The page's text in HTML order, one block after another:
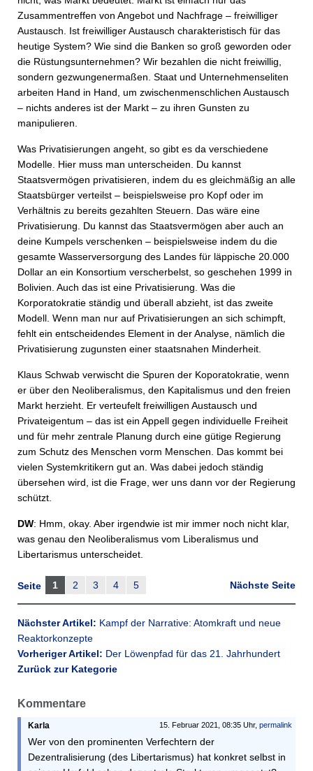
Zusammentreffen von Angebot und Nachfrage – freiwilliger
Austausch. Ist freiwilliger Austausch charakteristisch für das
heutige System? Wie sind die Banken so groß geworden oder
die Rüstungs­unternehmen? Wir bezahlen die nicht freiwillig,
sondern gezwungenermaßen. Staat und Unternehmenseliten
arbeiten Hand in Hand, um zwischenmenschlichen Austausch
– nichts anderes ist der Markt – zu ihren Gunsten zu
manipulieren.
Was Privatisierungen angeht, so gibt es da verschiedene
Modelle. Hier muss man unterscheiden. Du kannst
Staatsvermögen privatisieren, indem du es gleichmäßig an alle
Staatsbürger verteilst – beispielsweise pro Kopf oder im
Verhältnis zu bereits gezahlten Steuern. Das wäre eine
Privatisierung. Du kannst das Staatsvermögen aber auch an
deine Kumpels verschenken – beispielsweise indem du die
gesamte Wasserversorgung des Landes für läppische 20.000
Dollar an ein Konsortium verscherbelst, so geschehen 1999 in
Bolivien. Auch das ist eine Privatisierung. Was die
Korporatokratie ständig und überall abzieht, ist das zweite
Modell. Wenn man nur auf Privatisierungen an sich schimpft,
fehlt ein entscheidendes Element in der Analyse, nämlich die
Privatisierung zugunsten einer staatsnahen Minderheit.
Klaus Schwab verwischt die Spuren der Koporatokratie, wenn
er über den Neoliberalismus, den Kapitalismus und den freien
Markt herzieht. Er verteufelt freiwilligen Austausch und
Privateigentum – das ist ein Appell gegen individuelle Freiheit
und für mehr zentrale Planung durch eine gütige Regierung
zum Schutz des Menschen vorm Menschen. Das kommt bei
vielen Systemkritikern gut an. Was dabei jedoch ständig
übersehen wird, ist die Frage, wer uns dann vor der Regierung
schützt.
DW: Hmm, okay. Aber irgendwie ist mir immer noch nicht klar,
was genau den Neoliberalismus vom Liberalismus und
Libertarismus unterscheidet.
Nächste Seite
Seite 1 2 3 4 5
Nächster Artikel: Kampf der Narrative: Atomkraft und neue
Reaktorkonzepte
Vorheriger Artikel: Der Löwenpfad für das 21. Jahrhundert
Zurück zur Kategorie
Kommentare
15. Februar 2021, 08:35 Uhr, permalink
Karla
Wer von den prominenten Verfechtern der
Dezentralisierung (des Libertarismus) hat konkret selbst in